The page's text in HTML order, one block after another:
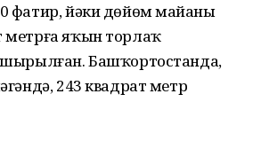
фатир, йәки дөйөм майҙаны
яҡын торлаҡ
Башҡортостанда,
243 квадрат метр